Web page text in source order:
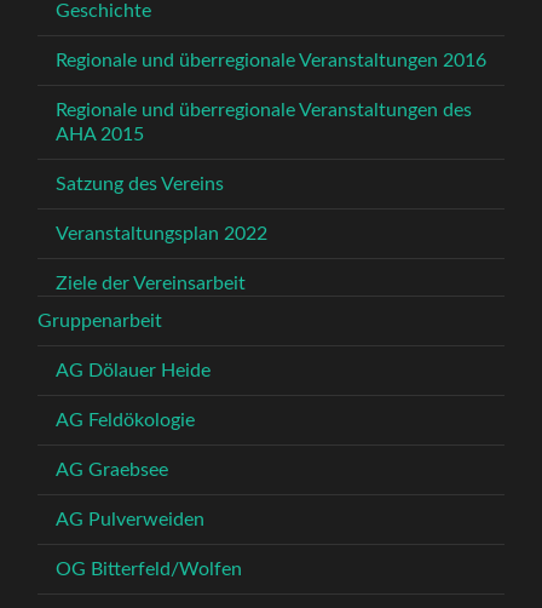
Geschichte
Regionale und überregionale Veranstaltungen 2016
Regionale und überregionale Veranstaltungen des
AHA 2015
Satzung des Vereins
Veranstaltungsplan 2022
Ziele der Vereinsarbeit
Gruppenarbeit
AG Dölauer Heide
AG Feldökologie
AG Graebsee
AG Pulverweiden
OG Bitterfeld/Wolfen